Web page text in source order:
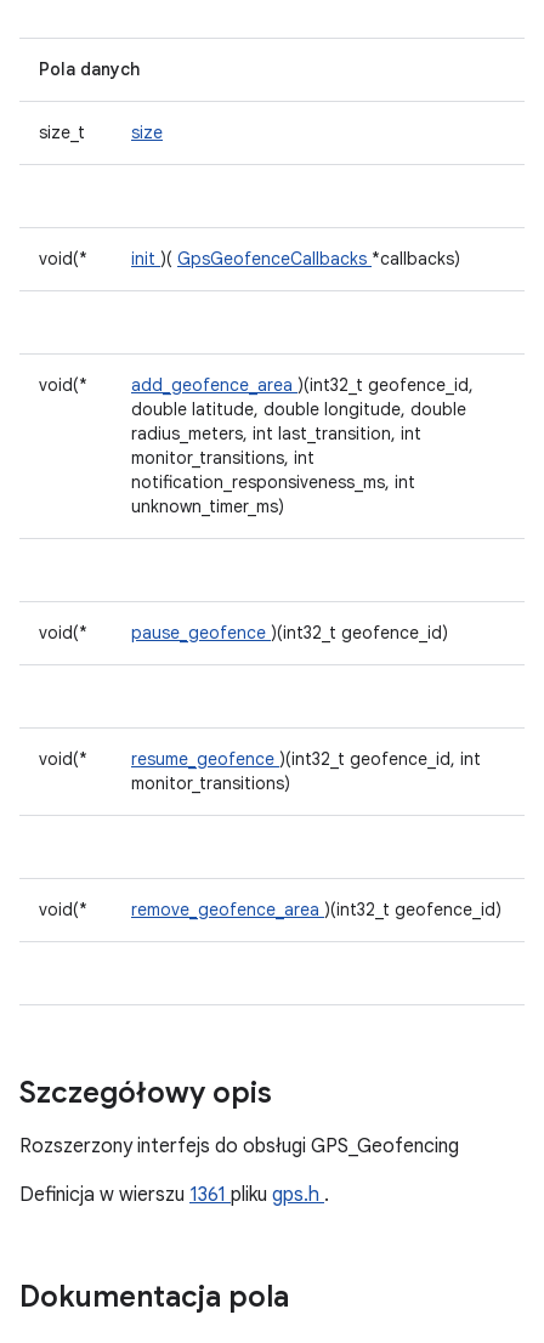
Pola danych
size_t size
void(* init )( GpsGeofenceCallbacks *callbacks)
void(* add_geofence_area )(int32_t geofence_id,
double latitude, double longitude, double
radius_meters, int last_transition, int
monitor_transitions, int
notification_responsiveness_ms, int
unknown_timer_ms)
void(* pause_geofence )(int32_t geofence_id)
void(* resume_geofence )(int32_t geofence_id, int
monitor_transitions)
void(* remove_geofence_area )(int32_t geofence_id)
Szczegółowy opis
Rozszerzony interfejs do obsługi GPS_Geofencing
Definicja w wierszu 1361 pliku gps.h .
Dokumentacja pola